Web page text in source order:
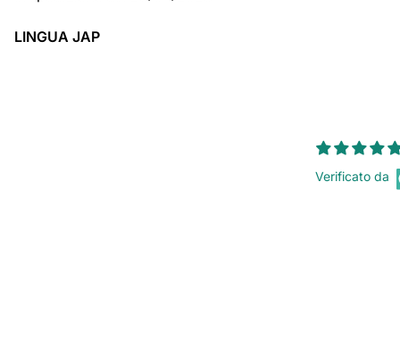
LINGUA JAP
Verificato da